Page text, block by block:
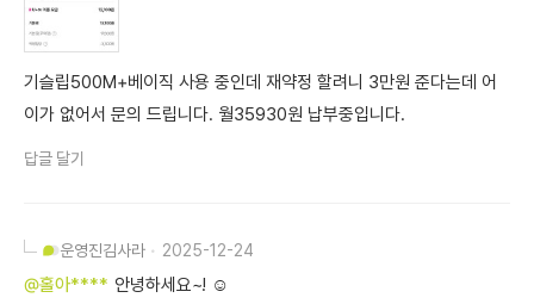
기슬립500M+베이직 사용 중인데 재약정 할려니 3만원 준다는데 어
이가 없어서 문의 드립니다. 월35930원 납부중입니다.
답글 달기
운영진김사라 2025-12-24
@홀아**** 안녕하세요~! ☺️